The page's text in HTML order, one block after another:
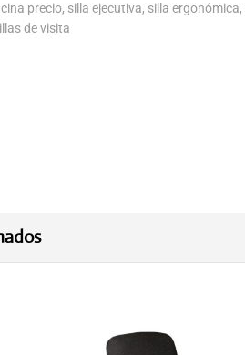
precio, silla ejecutiva, silla ergonómica,
de visita